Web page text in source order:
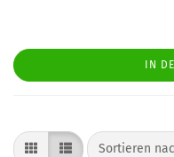
IN
Sortieren